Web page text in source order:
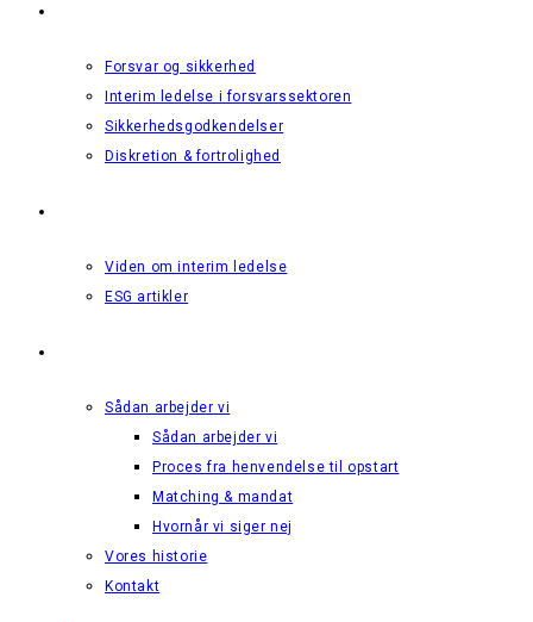
Forsvar og sikkerhed
Interim ledelse i forsvarssektoren
Sikkerhedsgodkendelser
Diskretion & fortrolighed
Viden om interim ledelse
ESG artikler
Sådan arbejder vi
Sådan arbejder vi
Proces fra henvendelse til opstart
Matching & mandat
Hvornår vi siger nej
Vores historie
Kontakt